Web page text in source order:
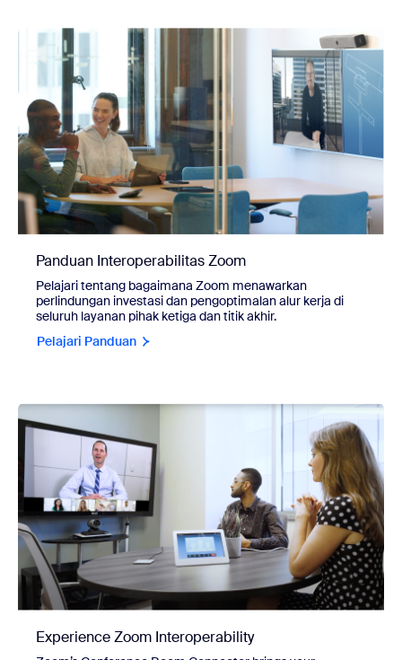
Panduan Interoperabilitas Zoom
Pelajari tentang bagaimana Zoom menawarkan
perlindungan investasi dan pengoptimalan alur kerja di
seluruh layanan pihak ketiga dan titik akhir.
Pelajari Panduan
Experience Zoom Interoperability